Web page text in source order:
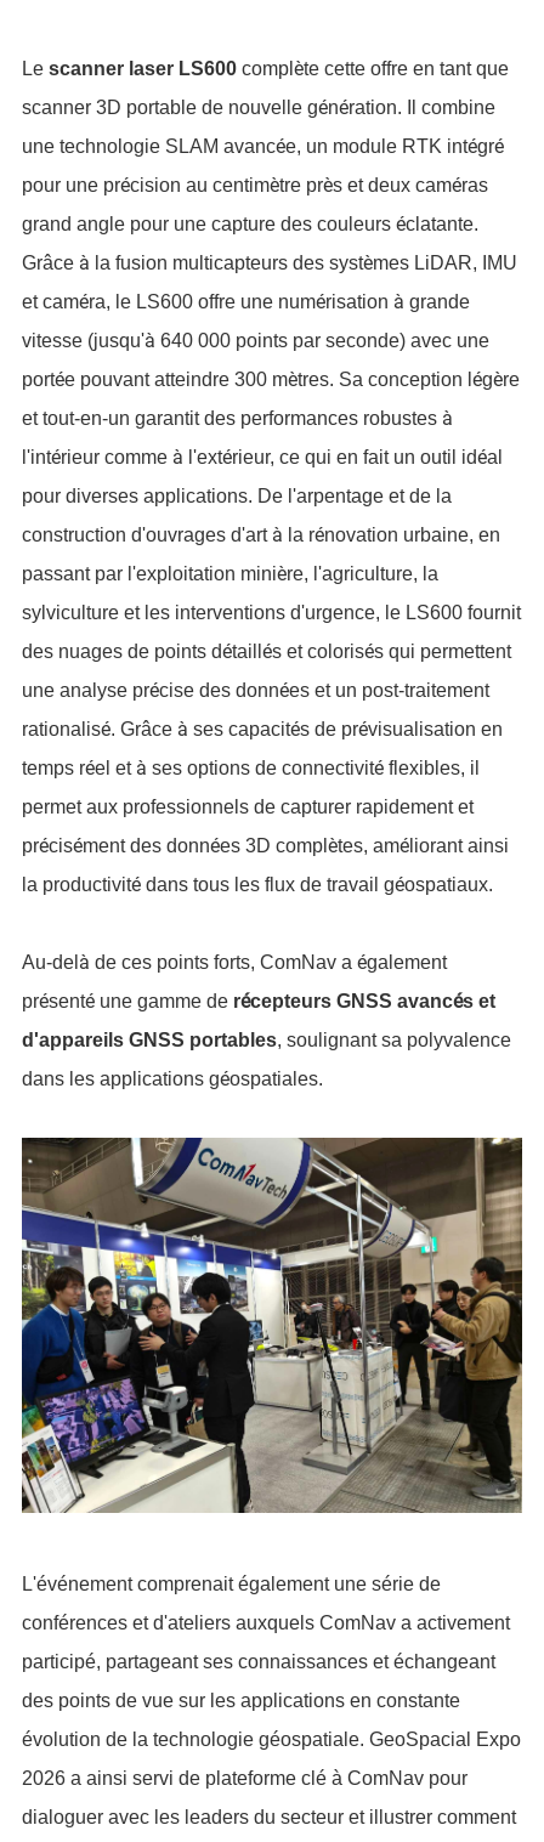
Le scanner laser LS600 compl ète cette offre en tant que
scanner 3D portable de nouvelle génération. Il combine
une technologie SLAM avancée, un module RTK intégré
pour une précision au centimètre près et deux caméras
grand angle pour une capture des couleurs éclatante.
Grâce à la fusion multicapteurs des systèmes LiDAR, IMU
et caméra, le LS600 offre une numérisation à grande
vitesse (jusqu'à 640 000 points par seconde) avec une
portée pouvant atteindre 300 mètres. Sa conception l égère
et tout-en-un garantit des performances robustes à
l'intérieur comme à l'extérieur, ce qui en fait un outil idéal
pour diverses applications. De l'arpentage et de la
construction d'ouvrages d'art à la rénovation urbaine, en
passant par l'exploitation minière, l'agriculture, la
sylviculture et les interventions d'urgence, le LS600 fournit
des nuages de points détaill és et colorisés qui permettent
une analyse précise des données et un post-traitement
rationalisé. Grâce à ses capacités de prévisualisation en
temps réel et à ses options de connectivitéflexibles, il
permet aux professionnels de capturer rapidement et
précisément des données 3D compl ètes, améliorant ainsi
la productivitédans tous les flux de travail géospatiaux.
Au-del à de ces points forts, ComNav a également
présentéune gamme derécepteurs GNSS avancés et
d'appareils GNSS portables, soulignant sa polyvalence
dans les applications géospatiales.
L'événement comprenait également une série de
conférences et d'ateliers auxquels ComNav a activement
participé, partageant ses connaissances et échangeant
des points de vue sur les applications en constante
évolution de la technologie géospatiale. GeoSpacial Expo
2026 a ainsi servi de plateforme clé à ComNav pour
dialoguer avec les leaders du secteur et illustrer comment